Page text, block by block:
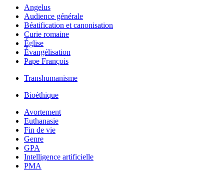
Angelus
Audience générale
Béatification et canonisation
Curie romaine
Église
Évangélisation
Pape François
Transhumanisme
Bioéthique
Avortement
Euthanasie
Fin de vie
Genre
GPA
Intelligence artificielle
PMA